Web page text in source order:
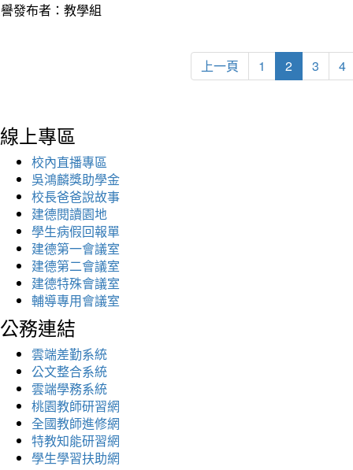
發布者：教學組
上一頁 1 2 3 4
線上專區
校內直播專區
吳鴻麟獎助學金
校長爸爸說故事
建德閱讀園地
學生病假回報單
建德第一會議室
建德第二會議室
建德特殊會議室
輔導專用會議室
公務連結
雲端差勤系統
公文整合系統
雲端學務系統
桃園教師研習網
全國教師進修網
特教知能研習網
學生學習扶助網